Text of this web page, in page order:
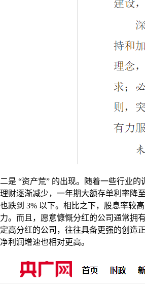
二是 “资产荒” 的出现。随着一些行业的
理财逐渐减少，一年期大额存单利率降
也跌到 3% 以下。相比之下，股息率较
力。而且，愿意慷慨分红的公司通常拥
定高分红的公司，往往具备更强的创造
净利润增速也相对更高。